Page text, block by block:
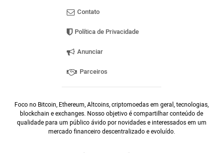
Contato
Política de Privacidade
Anunciar
Parceiros
Foco no Bitcoin, Ethereum, Altcoins, criptomoedas em geral, tecnologias,
blockchain e exchanges. Nosso objetivo é compartilhar conteúdo de
qualidade para um público ávido por novidades e interessados em um
mercado financeiro descentralizado e evoluído.